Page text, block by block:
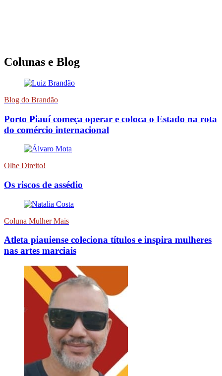
Colunas e Blog
Blog do Brandão
Porto Piauí começa operar e coloca o Estado na rota
do comércio internacional
Olhe Direito!
Os riscos de assédio
Coluna Mulher Mais
Atleta piauiense coleciona títulos e inspira mulheres
nas artes marciais